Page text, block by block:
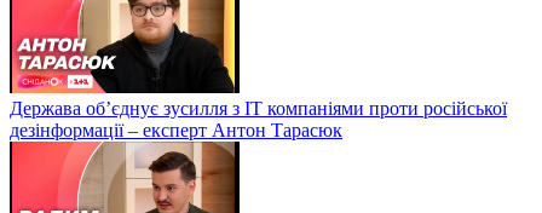
Держава об’єднує зусилля з ІТ компаніями проти російської
дезінформації – експерт Антон Тарасюк